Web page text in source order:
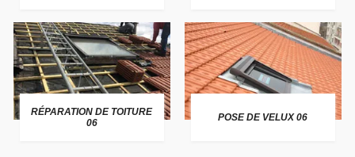
RÉPARATION DE TOITURE
06
POSE DE VELUX 06